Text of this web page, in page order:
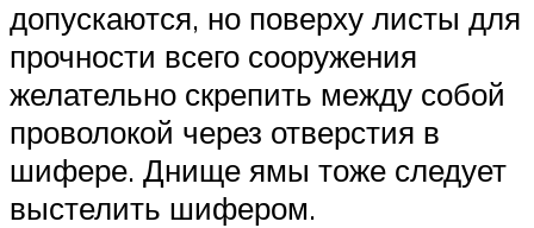
допускаются, но поверху листы для
прочности всего сооружения
желательно скрепить между собой
проволокой через отверстия в
шифере. Днище ямы тоже следует
выстелить шифером.